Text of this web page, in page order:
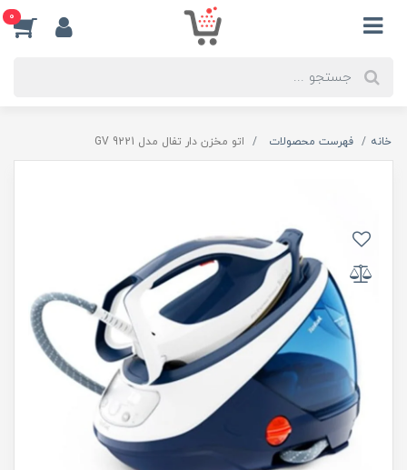
0
خانه فهرست محصولات اتو مخزن دار تفال مدل GV 9221